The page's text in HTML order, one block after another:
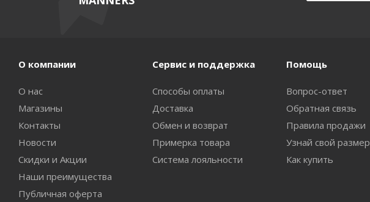
О компании
О нас
Магазины
Контакты
Новости
Скидки и Акции
Наши преимущества
Публичная оферта
Сервис и поддержка
Способы оплаты
Доставка
Обмен и возврат
Примерка товара
Система лояльности
Помощь
Вопрос-ответ
Обратная связь
Правила продажи
Узнай свой размер
Как купить